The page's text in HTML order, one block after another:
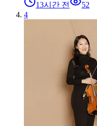
13시간 전
52
4